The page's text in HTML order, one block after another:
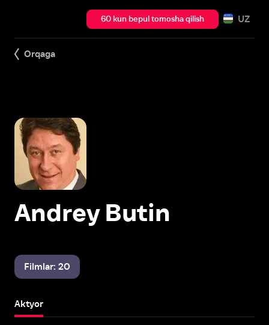
60 kun bepul tomosha qilish UZ
Orqaga
Andrey Butin
Filmlar: 20
Aktyor